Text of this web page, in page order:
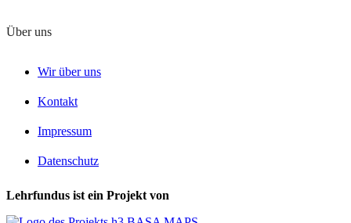
Über uns
Wir über uns
Kontakt
Impressum
Datenschutz
Lehrfundus ist ein Projekt von